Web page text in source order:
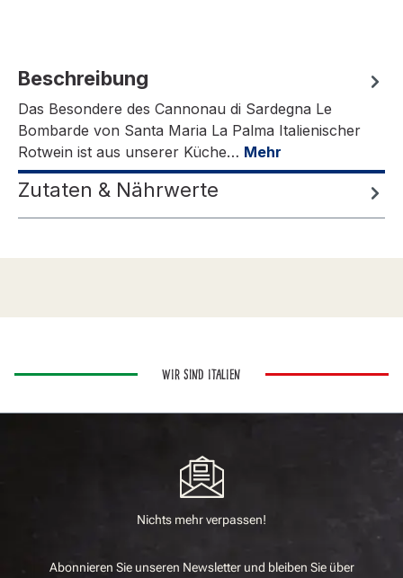
Beschreibung
Das Besondere des Cannonau di Sardegna Le
Bombarde von Santa Maria La Palma Italienischer
Rotwein ist aus unserer Küche… Mehr
Zutaten & Nährwerte
WIR SIND ITALIEN
Nichts mehr verpassen!
Abonnieren Sie unseren Newsletter und bleiben Sie über